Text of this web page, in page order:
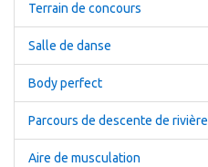
Terrain de concours
Salle de danse
Body perfect
Parcours de descente de rivière
Aire de musculation